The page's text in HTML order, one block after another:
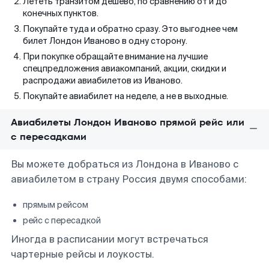
конечных пунктов.
Покупайте туда и обратно сразу. Это выгоднее чем
билет Лондон Иваново в одну сторону.
При покупке обращайте внимание на лучшие
спецпредложения авиакомпаний, акции, скидки и
распродажи авиабилетов из Иваново.
Покупайте авиабилет на неделе, а не в выходные.
Авиабилеты Лондон Иваново прямой рейс или
с пересадками
Вы можете добраться из Лондона в Иваново с
авиабилетом в страну Россия двумя способами:
прямым рейсом
рейс с пересадкой
Иногда в расписании могут встречаться
чартерные рейсы и лоукосты.